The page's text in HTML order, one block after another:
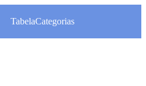
TabelaCategorias